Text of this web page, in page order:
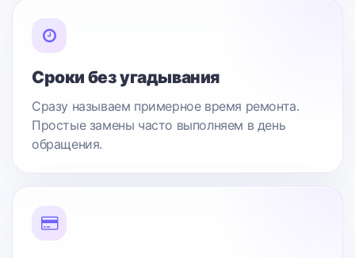
Сроки без угадывания
Сразу называем примерное время ремонта.
Простые замены часто выполняем в день
обращения.